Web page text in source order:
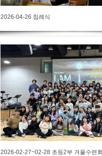
2026-04-26 침례식
2026-02-27~02-28 초등2부 겨울수련회